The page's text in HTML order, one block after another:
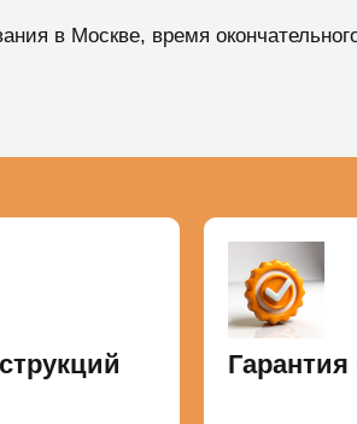
в Москве, время